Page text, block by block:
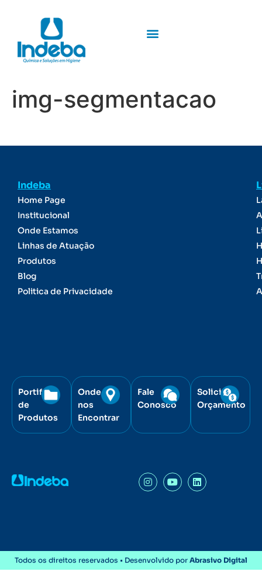
img-segmentacao
Indeba
Home Page
Institucional
Onde Estamos
Linhas de Atuação
Produtos
Blog
Politica de Privacidade
Portifólio
de
Produtos
Onde
nos
Encontrar
Fale
Conosco
Solicite
Orçamento
Todos os direitos reservados • Desenvolvido por Abrasivo Digital